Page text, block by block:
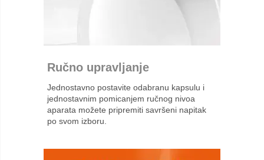
Ručno upravljanje
Jednostavno postavite odabranu kapsulu i
jednostavnim pomicanjem ručnog nivoa
aparata možete pripremiti savršeni napitak
po svom izboru.